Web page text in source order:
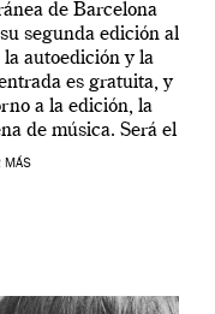
de Barcelona
segunda edición al
autoedición y la
es gratuita, y
a la edición, la
de música. Será el
MÁS